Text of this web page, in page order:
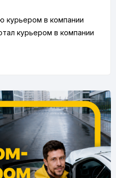
курьером в компании
курьером в компании